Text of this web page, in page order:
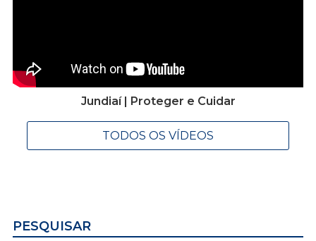
Jundiaí | Proteger e Cuidar
TODOS OS VÍDEOS
PESQUISAR